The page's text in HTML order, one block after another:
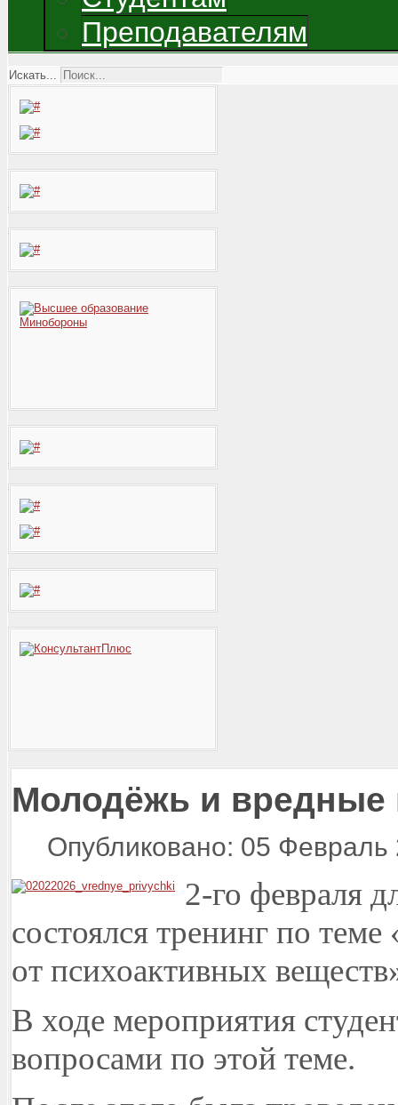
Преподавателям
Искать...
Молодёжь и вредные
Опубликовано: 05 Февраль
2-го февраля
состоялся тренинг по
от психоактивных
В ходе мероприятия
вопросами по этой теме.